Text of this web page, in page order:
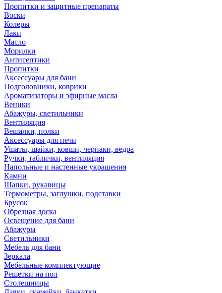
Пропитки и защитные препараты
Воски
Колеры
Лаки
Масло
Морилки
Антисептики
Пропитки
Аксессуары для бани
Подголовники, коврики
Ароматизаторы и эфирные масла
Веники
Абажуры, светильники
Вентиляция
Вешалки, полки
Аксессуары для печи
Ушаты, шайки, ковши, черпаки, ведра
Ручки, таблички, вентиляция
Напольные и настенные украшения
Камни
Шапки, рукавицы
Термометры, заглушки, подставки
Брусок
Обрезная доска
Освещение для бани
Абажуры
Светильники
Мебель для бани
Зеркала
Мебельные комплектующие
Решетки на пол
Столешницы